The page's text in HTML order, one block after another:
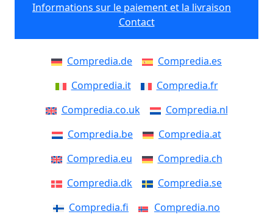
Informations sur le paiement et la livraison
Contact
Compredia.de
Compredia.es
Compredia.it
Compredia.fr
Compredia.co.uk
Compredia.nl
Compredia.be
Compredia.at
Compredia.eu
Compredia.ch
Compredia.dk
Compredia.se
Compredia.fi
Compredia.no